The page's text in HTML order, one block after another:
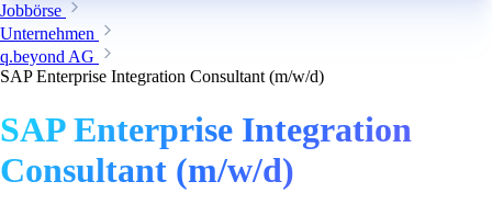
Jobbörse
Unternehmen
q.beyond AG
SAP Enterprise Integration Consultant (m/w/d)
SAP Enterprise Integration
Consultant (m/w/d)